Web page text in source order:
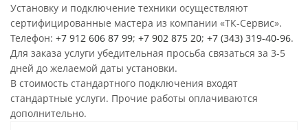
Установку и подключение техники осуществляют
сертифицированные мастера из компании «ТК-Сервис».
Телефон: +7 912 606 87 99; +7 902 875 20; +7 (343) 319-40-96.
Для заказа услуги убедительная просьба связаться за 3-5
дней до желаемой даты установки.
В стоимость стандартного подключения входят
стандартные услуги. Прочие работы оплачиваются
дополнительно.